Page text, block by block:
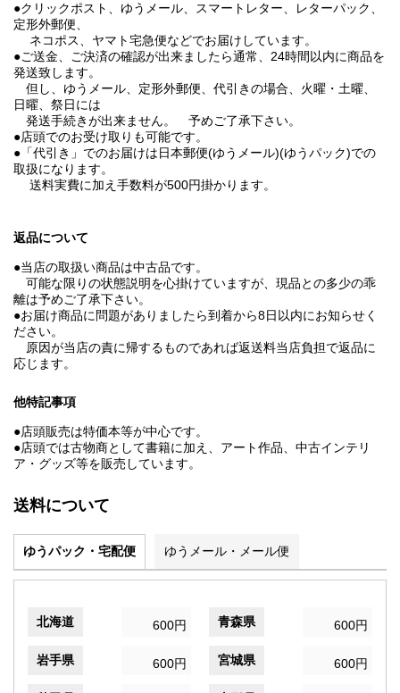
●クリックポスト、ゆうメール、スマートレター、レターパック、
定形外郵便、
ネコポス、ヤマト宅急便などでお届けしています。
●ご送金、ご決済の確認が出来ましたら通常、24時間以内に商品を
発送致します。
但し、ゆうメール、定形外郵便、代引きの場合、火曜・土曜、
日曜、祭日には
発送手続きが出来ません。 予めご了承下さい。
●店頭でのお受け取りも可能です。
●「代引き」でのお届けは日本郵便(ゆうメール)(ゆうパック)での
取扱になります。
送料実費に加え手数料が500円掛かります。
返品について
●当店の取扱い商品は中古品です。
可能な限りの状態説明を心掛けていますが、現品との多少の乖
離は予めご了承下さい。
●お届け商品に問題がありましたら到着から8日以内にお知らせく
ださい。
原因が当店の責に帰するものであれば返送料当店負担で返品に
応じます。
他特記事項
●店頭販売は特価本等が中心です。
●店頭では古物商として書籍に加え、アート作品、中古インテリ
ア・グッズ等を販売しています。
送料について
ゆうパック・宅配便 ゆうメール・メール便
北海道 600円 青森県 600円
岩手県 600円 宮城県 600円